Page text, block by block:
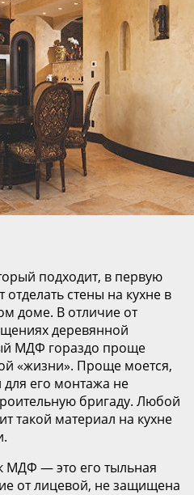
подходит, в первую
отделать стены на кухне в
доме. В отличие от
деревянной
МДФ гораздо проще
«жизни». Проще моется,
его монтажа не
бригаду. Любой
такой материал на кухне
МДФ — это его тыльная
от лицевой, не защищена